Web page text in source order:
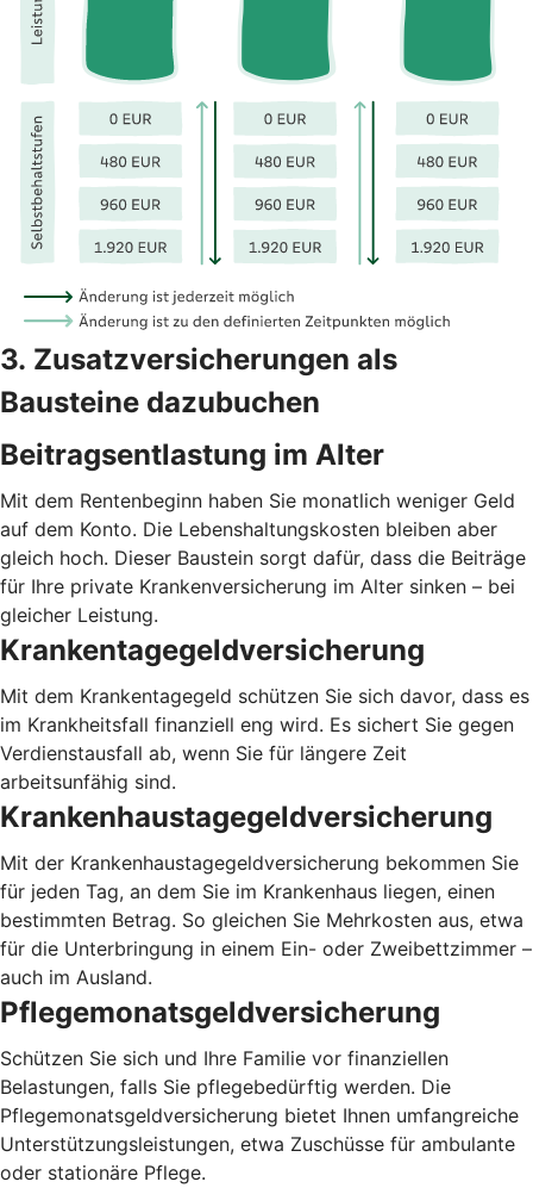
3. Zusatzversicherungen als
Bausteine dazubuchen
Beitragsentlastung im Alter
Mit dem Rentenbeginn haben Sie monatlich weniger Geld
auf dem Konto. Die Lebenshaltungskosten bleiben aber
gleich hoch. Dieser Baustein sorgt dafür, dass die Beiträge
für Ihre private Krankenversicherung im Alter sinken – bei
gleicher Leistung.
Krankentagegeldversicherung
Mit dem Krankentagegeld schützen Sie sich davor, dass es
im Krankheitsfall finanziell eng wird. Es sichert Sie gegen
Verdienstausfall ab, wenn Sie für längere Zeit
arbeitsunfähig sind.
Krankenhaustagegeldversicherung
Mit der Krankenhaustagegeldversicherung bekommen Sie
für jeden Tag, an dem Sie im Krankenhaus liegen, einen
bestimmten Betrag. So gleichen Sie Mehrkosten aus, etwa
für die Unterbringung in einem Ein- oder Zweibettzimmer –
auch im Ausland.
Pflegemonatsgeldversicherung
Schützen Sie sich und Ihre Familie vor finanziellen
Belastungen, falls Sie pflegebedürftig werden. Die
Pflegemonatsgeldversicherung bietet Ihnen umfangreiche
Unterstützungsleistungen, etwa Zuschüsse für ambulante
oder stationäre Pflege.